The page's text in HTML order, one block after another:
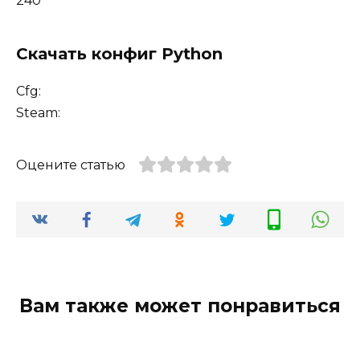
Скачать конфиг Python
Cfg:
Steam:
Оцените статью
Вам также может понравиться